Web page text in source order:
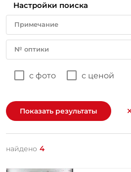
Настройки поиска
Примечание
№ оптики
с фото с ценой
Показать результаты
найдено 4